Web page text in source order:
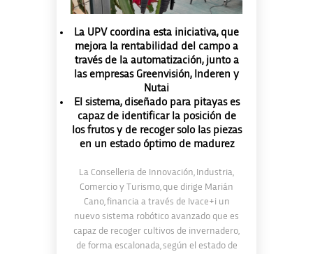
La UPV coordina esta iniciativa, que
mejora la rentabilidad del campo a
través de la automatización, junto a
las empresas Greenvisión, Inderen y
Nutai
El sistema, diseñado para pitayas es
capaz de identificar la posición de
los frutos y de recoger solo las piezas
en un estado óptimo de madurez
La Conselleria de Innovación, Industria,
Comercio y Turismo, que dirige Marián
Cano, financia a través de Ivace+i un
nuevo sistema robótico avanzado que es
capaz de recoger cultivos de invernadero,
de forma escalonada, según el estado de